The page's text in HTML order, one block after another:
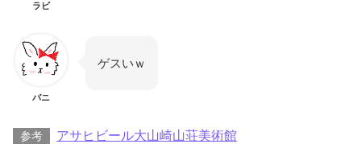
ラビ
バニ
ゲスいｗ
参考 アサヒビール大山崎山荘美術館